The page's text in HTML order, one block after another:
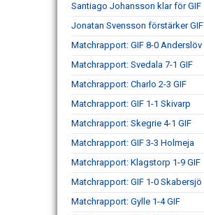
Santiago Johansson klar för GIF
Jonatan Svensson förstärker GIF
Matchrapport: GIF 8-0 Anderslöv
Matchrapport: Svedala 7-1 GIF
Matchrapport: Charlo 2-3 GIF
Matchrapport: GIF 1-1 Skivarp
Matchrapport: Skegrie 4-1 GIF
Matchrapport: GIF 3-3 Holmeja
Matchrapport: Klagstorp 1-9 GIF
Matchrapport: GIF 1-0 Skabersjö
Matchrapport: Gylle 1-4 GIF